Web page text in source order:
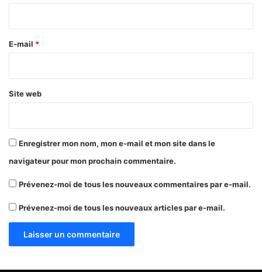
e
E-mail *
Site web
Enregistrer mon nom, mon e-mail et mon site dans le
navigateur pour mon prochain commentaire.
Prévenez-moi de tous les nouveaux commentaires par e-mail.
Prévenez-moi de tous les nouveaux articles par e-mail.